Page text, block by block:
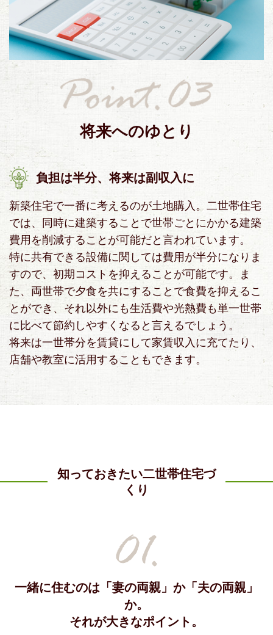
将来へのゆとり
負担は半分、将来は副収入に
新築住宅で一番に考えるのが土地購入。二世帯住宅
では、同時に建築することで世帯ごとにかかる建築
費用を削減することが可能だと言われています。
特に共有できる設備に関しては費用が半分になりま
すので、初期コストを抑えることが可能です。ま
た、両世帯で夕食を共にすることで食費を抑えるこ
とができ、それ以外にも生活費や光熱費も単一世帯
に比べて節約しやすくなると言えるでしょう。
将来は一世帯分を賃貸にして家賃収入に充てたり、
店舗や教室に活用することもできます。
知っておきたい二世帯住宅づ
くり
一緒に住むのは「妻の両親」か「夫の両親」
か。
それが大きなポイント。